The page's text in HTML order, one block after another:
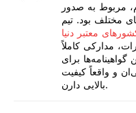
مربوط به صدور
مختلف بود. تیم
معتبر دنیا
مدارکی کاملاً
گواهینامه‌ها برای
و واقعاً کیفیت
بالایی دارن.